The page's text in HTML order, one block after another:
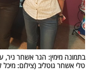
בתמונה מימין: הגר אשחר ניר,
טלי אשחר גוטליב (צילום: מיכל